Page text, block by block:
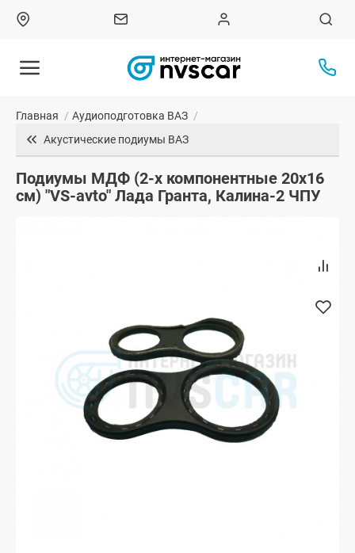
Главная / Аудиоподготовка ВАЗ /
Акустические подиумы ВАЗ
Подиумы МДФ (2-х компонентные 20x16
см) "VS-avto" Лада Гранта, Калина-2 ЧПУ